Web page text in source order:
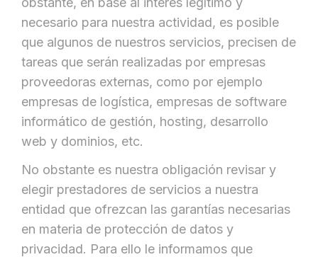
necesario para nuestra actividad, es posible
que algunos de nuestros servicios, precisen de
tareas que serán realizadas por empresas
proveedoras externas, como por ejemplo
empresas de logística, empresas de software
informático de gestión, hosting, desarrollo
web y dominios, etc.
No obstante es nuestra obligación revisar y
elegir prestadores de servicios a nuestra
entidad que ofrezcan las garantías necesarias
en materia de protección de datos y
privacidad. Para ello le informamos que